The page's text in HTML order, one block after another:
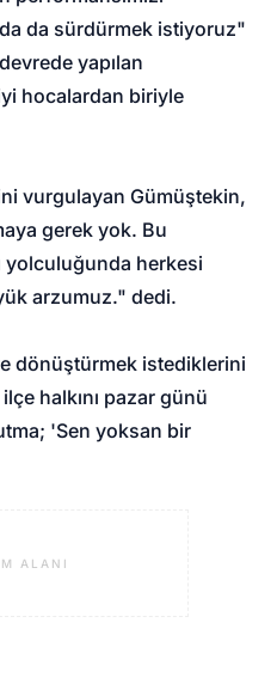
da sürdürmek istiyoruz"
yapılan
hocalardan biriyle
vurgulayan Gümüştekin,
gerek yok. Bu
yolculuğunda herkesi
arzumuz." dedi.
dönüştürmek istediklerini
halkını pazar günü
'Sen yoksan bir
ALANI